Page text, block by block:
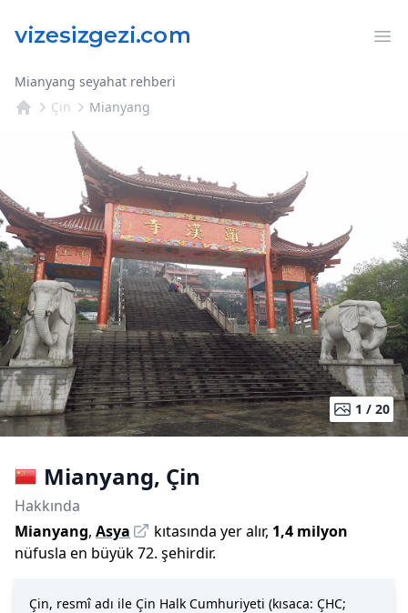
Mianyang seyahat rehberi
Çin
Mianyang
1 / 20
Mianyang, Çin
Hakkında
Mianyang, Asya kıtasında yer alır, 1,4 milyon
nüfusla en büyük 72. şehirdir.
Çin, resmî adı ile Çin Halk Cumhuriyeti (kısaca: ÇHC;